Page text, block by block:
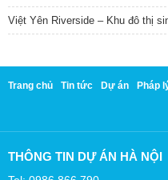
Việt Yên Riverside – Khu đô thị
Trang chủ Tin tức Dự án Pháp
THÔNG TIN DỰ ÁN HÀ NỘI